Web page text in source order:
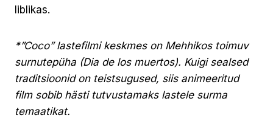
liblikas.
*”Coco” lastefilmi keskmes on Mehhikos toimuv
surnutepüha (Dia de los muertos). Kuigi sealsed
traditsioonid on teistsugused, siis animeeritud
film sobib hästi tutvustamaks lastele surma
temaatikat.